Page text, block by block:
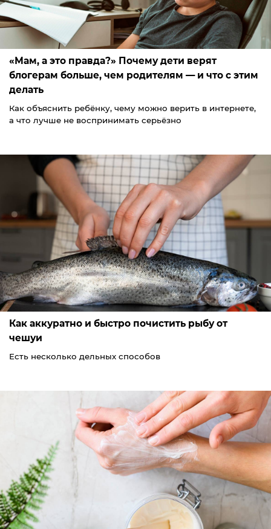
«Мам, а это правда?» Почему дети верят
блогерам больше, чем родителям — и что с этим
делать
Как объяснить ребёнку, чему можно верить в интернете,
а что лучше не воспринимать серьёзно
Как аккуратно и быстро почистить рыбу от
чешуи
Есть несколько дельных способов